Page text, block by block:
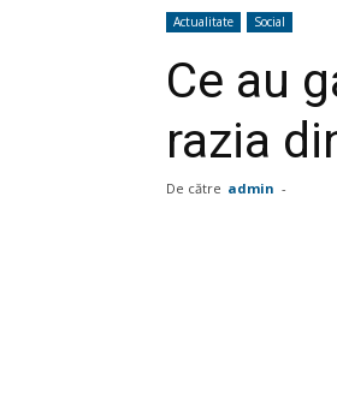
Actualitate Social
Ce au
razia
De către admin -